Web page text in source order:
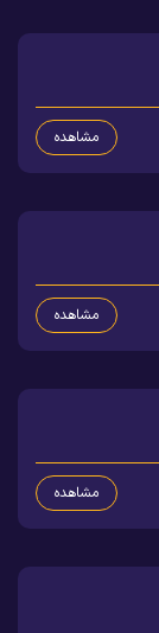
مشاهده
مشاهده
مشاهده